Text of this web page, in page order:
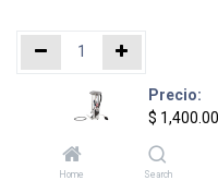
Precio:
$ 1,400.00
Home Search
Añadir al carrito
Agregar a la lista de